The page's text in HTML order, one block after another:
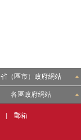
省（區市）政府網站
各區政府網站
郵箱